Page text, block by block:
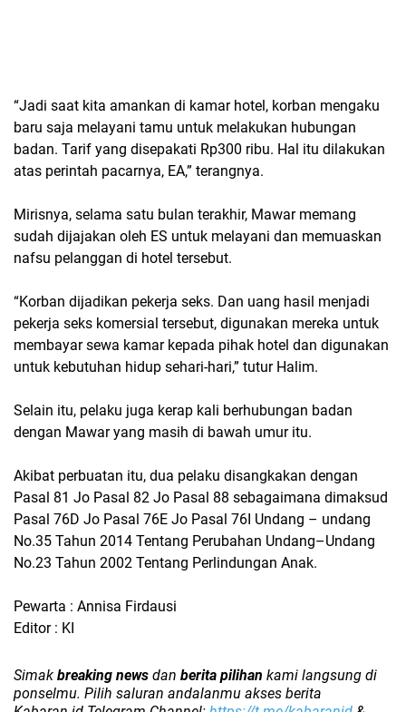
“Jadi saat kita amankan di kamar hotel, korban mengaku
baru saja melayani tamu untuk melakukan hubungan
badan. Tarif yang disepakati Rp300 ribu. Hal itu dilakukan
atas perintah pacarnya, EA,” terangnya.
Mirisnya, selama satu bulan terakhir, Mawar memang
sudah dijajakan oleh ES untuk melayani dan memuaskan
nafsu pelanggan di hotel tersebut.
“Korban dijadikan pekerja seks. Dan uang hasil menjadi
pekerja seks komersial tersebut, digunakan mereka untuk
membayar sewa kamar kepada pihak hotel dan digunakan
untuk kebutuhan hidup sehari-hari,” tutur Halim.
Selain itu, pelaku juga kerap kali berhubungan badan
dengan Mawar yang masih di bawah umur itu.
Akibat perbuatan itu, dua pelaku disangkakan dengan
Pasal 81 Jo Pasal 82 Jo Pasal 88 sebagaimana dimaksud
Pasal 76D Jo Pasal 76E Jo Pasal 76I Undang – undang
No.35 Tahun 2014 Tentang Perubahan Undang–Undang
No.23 Tahun 2002 Tentang Perlindungan Anak.
Pewarta : Annisa Firdausi
Editor : KI
Simak breaking news dan berita pilihan kami langsung di
ponselmu. Pilih saluran andalanmu akses berita